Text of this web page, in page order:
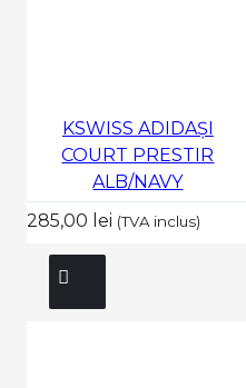
KSWISS ADIDAȘI
COURT PRESTIR
ALB/NAVY
285,00 lei (TVA inclus)